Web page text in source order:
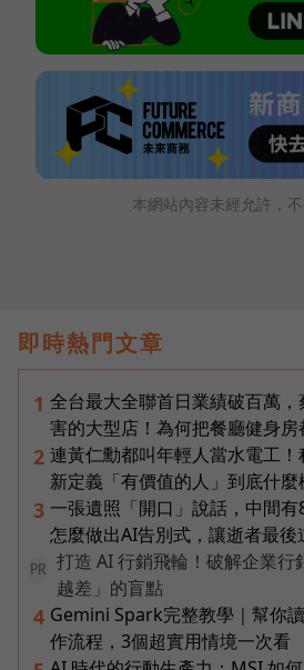
本網站內容未經允許，不
即時熱門文章
1 全台最大全聯首日業績破百萬
害的大型店！為何把餐廳健身房
2 連黃仁勳都叫年輕人當水電工
新定義「有價值的人」到底什麼
3 一張遺照「開口」說話，中間
怎麼做出AI告別式，讓逝者最後
PR
打造 AI 行銷飛輪！破解企業行
越差」的盲點
4 Gemini Spark完整教學｜幫你
作流程，3個超實用情境一次看